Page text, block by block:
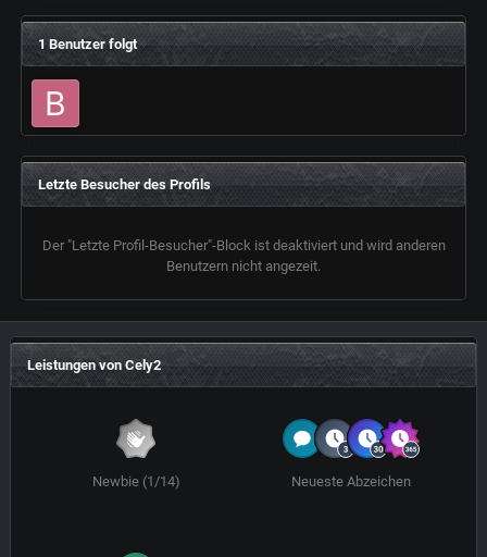
1 Benutzer folgt
Letzte Besucher des Profils
Der "Letzte Profil-Besucher"-Block ist deaktiviert und wird anderen
Benutzern nicht angezeit.
Leistungen von Cely2
Newbie (1/14) Neueste Abzeichen